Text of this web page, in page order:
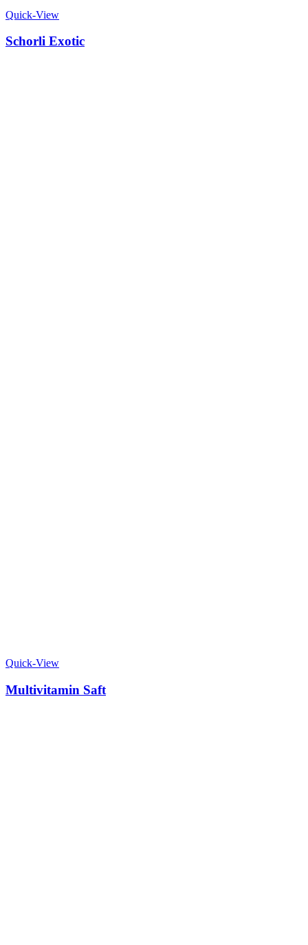
Quick-View
Schorli Exotic
Quick-View
Multivitamin Saft